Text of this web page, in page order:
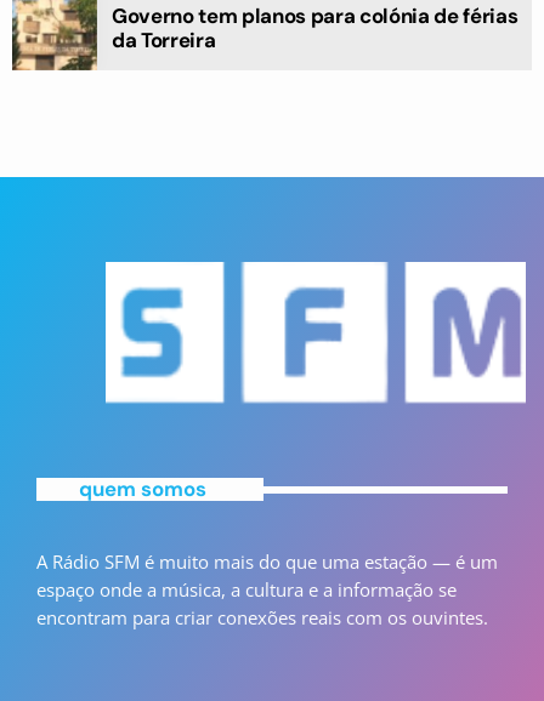
Governo tem planos para colónia de férias
da Torreira
quem somos
A Rádio SFM é muito mais do que uma estação — é um
espaço onde a música, a cultura e a informação se
encontram para criar conexões reais com os ouvintes.